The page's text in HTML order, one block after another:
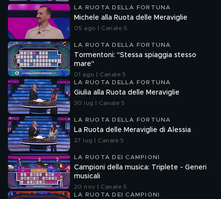
LA RUOTA DELLA FORTUNA
Michele alla Ruota delle Meraviglie
05 ago | Canale 5
LA RUOTA DELLA FORTUNA
Tormentoni: "Stessa spiaggia stesso
mare"
01 ago | Canale 5
LA RUOTA DELLA FORTUNA
Giulia alla Ruota delle Meraviglie
30 lug | Canale 5
LA RUOTA DELLA FORTUNA
La Ruota delle Meraviglie di Alessia
27 lug | Canale 5
LA RUOTA DEI CAMPIONI
Campioni della musica: Triplete - Generi
musicali
20 nov | Canale 5
LA RUOTA DEI CAMPIONI